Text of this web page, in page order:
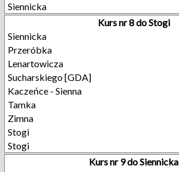
Siennicka
Kurs nr 8 do Stogi
Siennicka
Przeróbka
Lenartowicza
Sucharskiego [GDA]
Kaczeńce - Sienna
Tamka
Zimna
Stogi
Stogi
Kurs nr 9 do Siennicka